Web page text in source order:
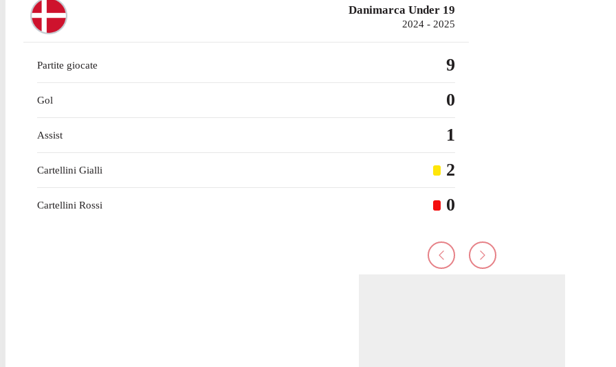
Danimarca Under 19
2024 - 2025
Partite giocate 9
Gol 0
Assist 1
Cartellini Gialli 2
Cartellini Rossi 0